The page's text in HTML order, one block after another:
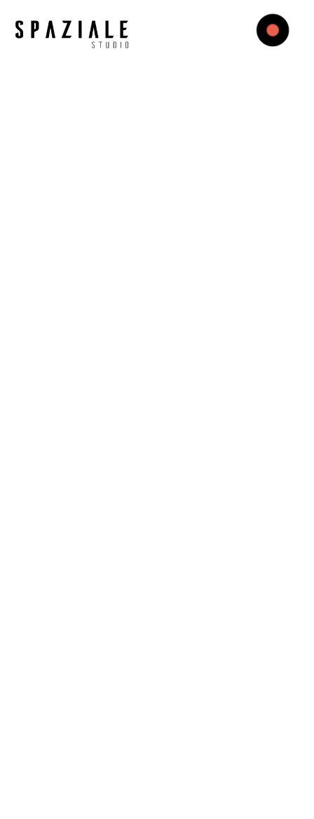
Agencia audiovisual para marcas de perfumes y fragancias